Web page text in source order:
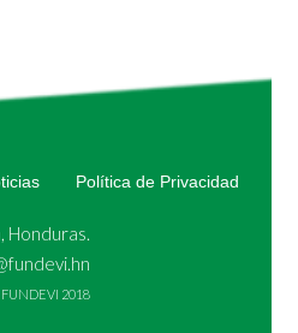
Política de Privacidad
Honduras.
FUNDEVI 2018